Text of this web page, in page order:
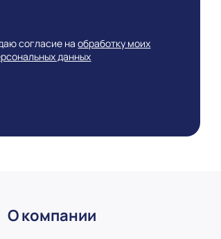
согласие на обработку моих
данных
О компании